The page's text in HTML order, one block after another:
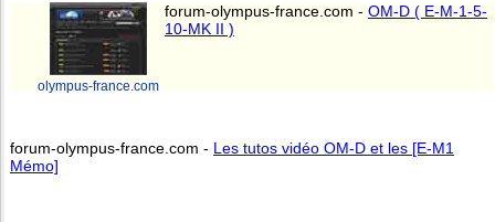
olympus-france.com
forum-olympus-france.com - OM-D ( E-M-1-5-
10-MK II )
forum-olympus-france.com - Les tutos vidéo OM-D et les [E-M1
Mémo]